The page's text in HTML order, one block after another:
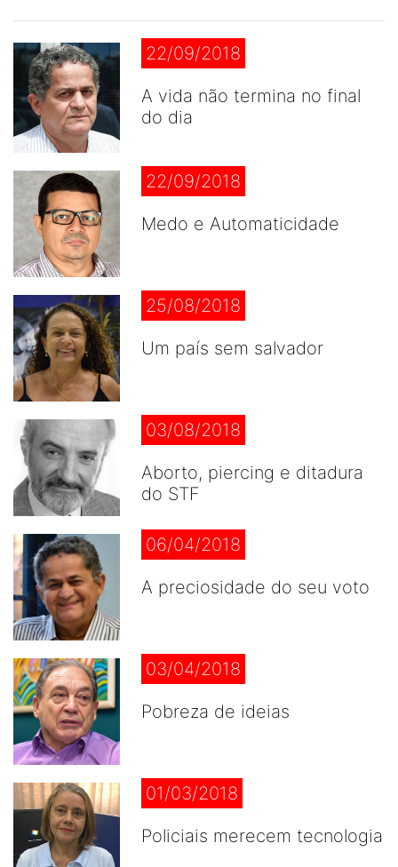
22/09/2018
A vida não termina no final
do dia
22/09/2018
Medo e Automaticidade
25/08/2018
Um país sem salvador
03/08/2018
Aborto, piercing e ditadura
do STF
06/04/2018
A preciosidade do seu voto
03/04/2018
Pobreza de ideias
01/03/2018
Policiais merecem tecnologia